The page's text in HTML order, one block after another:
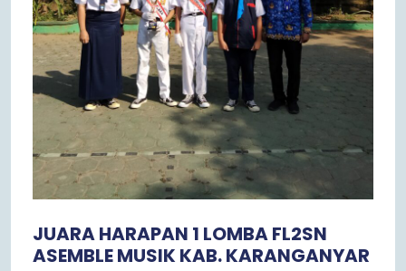
JUARA HARAPAN 1 LOMBA FL2SN
ASEMBLE MUSIK KAB. KARANGANYAR